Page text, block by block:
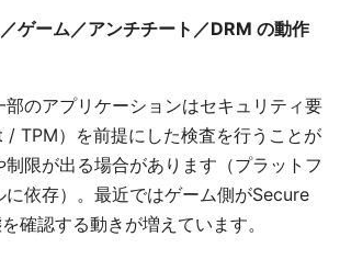
／ゲーム／アンチチート／DRM の動作
のアプリケーションはセキュリティ要
TPM）を前提にした検査を行うことが
限が出る場合があります（プラットフ
に依存）。最近ではゲーム側がSecure
確認する動きが増えています。